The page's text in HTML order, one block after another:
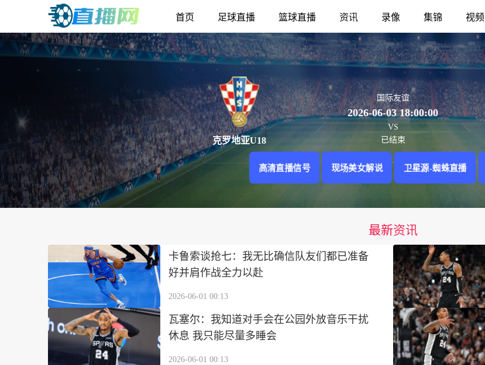
首页 足球直播 篮球直播 资讯 录像 集锦 视频
克罗地亚U18
国际友谊
2026-06-03 18:00:00
VS
已结束
高清直播信号 现场美女解说 卫星源-蜘蛛直播
最新资讯
卡鲁索谈抢七：我无比确信队友们都已准备
好并肩作战全力以赴
2026-06-01 00:13
瓦塞尔：我知道对手会在公园外放音乐干扰
休息 我只能尽量多睡会
2026-06-01 00:13